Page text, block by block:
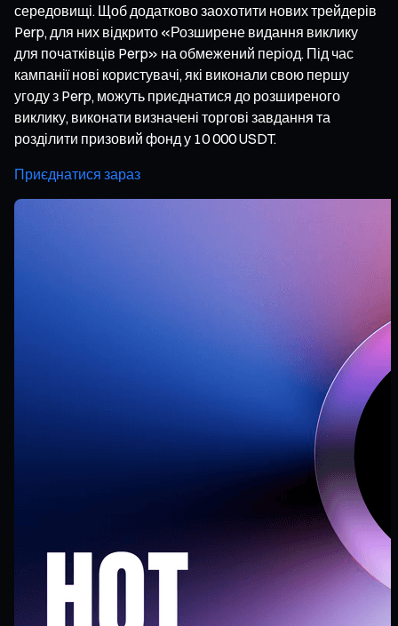
середовищі. Щоб додатково заохотити нових трейдерів
Perp, для них відкрито «Розширене видання виклику
для початківців Perp» на обмежений період. Під час
кампанії нові користувачі, які виконали свою першу
угоду з Perp, можуть приєднатися до розширеного
виклику, виконати визначені торгові завдання та
розділити призовий фонд у 10 000 USDT.
Приєднатися зараз